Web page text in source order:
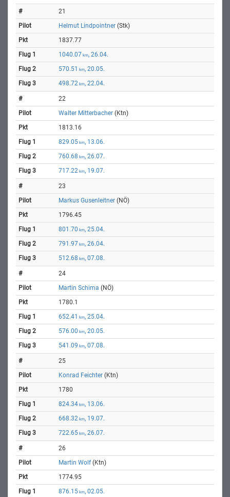
21
Helmut Lindpointner (Stk)
1837.77
1040.07 km, 26.04.
570.51 km, 20.05.
498.72 km, 22.04.
22
Walter Mitterbacher (Ktn)
1813.16
829.05 km, 13.06.
760.68 km, 26.07.
717.22 km, 19.07.
23
Markus Gusenleitner (NÖ)
1796.45
801.70 km, 25.04.
791.97 km, 26.04.
512.68 km, 07.08.
24
Martin Schima (NÖ)
1780.1
652.41 km, 25.04.
576.00 km, 20.05.
541.09 km, 07.08.
25
Konrad Feichter (Ktn)
1780
824.34 km, 13.06.
668.32 km, 19.07.
722.65 km, 26.07.
26
Martin Wolf(Ktn)
1774.95
876.15 km, 02.05.